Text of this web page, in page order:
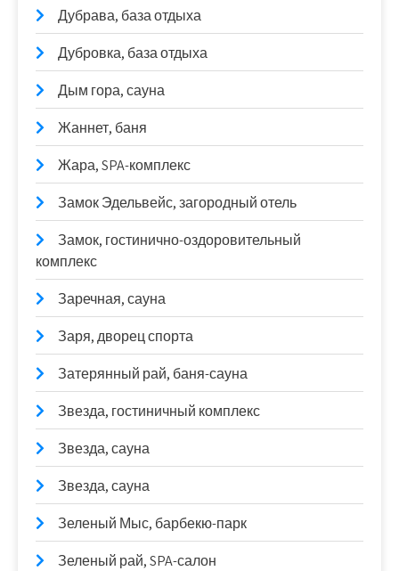
Дубрава, база отдыха
Дубровка, база отдыха
Дым гора, сауна
Жаннет, баня
Жара, SPA-комплекс
Замок Эдельвейс, загородный отель
Замок, гостинично-оздоровительный
комплекс
Заречная, сауна
Заря, дворец спорта
Затерянный рай, баня-сауна
Звезда, гостиничный комплекс
Звезда, сауна
Звезда, сауна
Зеленый Мыс, барбекю-парк
Зеленый рай, SPA-салон